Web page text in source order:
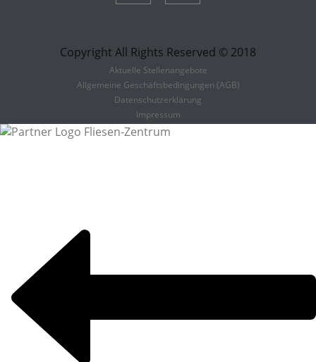
Copyright All Rights Reserved © 2018
Aktuelle Stellenangebote
Allgemeine Geschäftsbedingungen (AGB)
Datenschutzerklärung
Impressum